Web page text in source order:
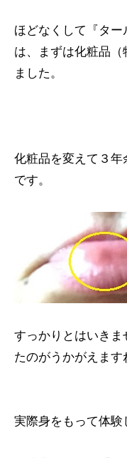
ほどなくして『タ
は、まずは化粧品
ました。
化粧品を変えて３
です。
すっかりとはいきま
たのがうかがえます
実際身をもって体験